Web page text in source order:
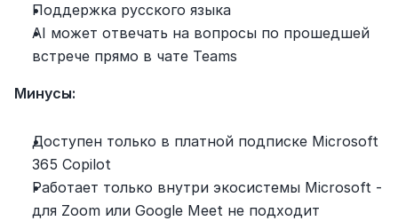
Поддержка русского языка
AI может отвечать на вопросы по прошедшей
встрече прямо в чате Teams
Минусы:
Доступен только в платной подписке Microsoft
365 Copilot
Работает только внутри экосистемы Microsoft -
для Zoom или Google Meet не подходит